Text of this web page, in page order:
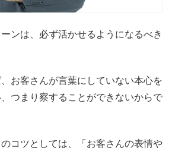
ンは、必ず活かせるようになるべき
お客さんが言葉にしていない本心を
つまり察することができないからで
コツとしては、「お客さんの表情や